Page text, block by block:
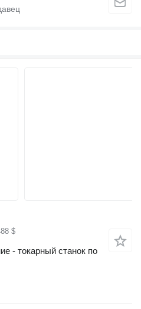
$
- токарный станок по